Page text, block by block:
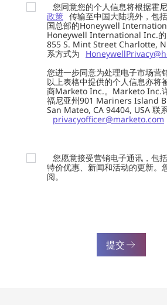
您同意您的个人信息将根据霍
政策 传输至中国大陆境外，包
国总部的Honeywell
Honeywell International Inc.的
855 S. Mint Street Charlotte,
系方式为
您进一步同意为处理电子市场营
以上表格中提供的个人信息亦将
商Marketo Inc.。Marketo Inc.
福尼亚州901 Mariners Island
San Mateo, CA 94404, USA 联
privacyofficer@marketo.com
您愿意接受营销电子通讯，包
特价优惠、新闻和活动的更新。
阅。
提交